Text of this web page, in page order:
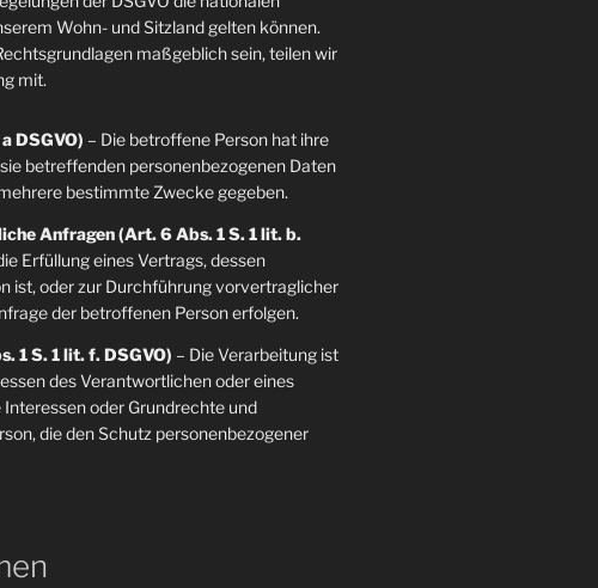
Wohn- und Sitzland gelten können.
maßgeblich sein, teilen wir
mit.
DSGVO) – Die betroffene Person hat ihre
betreffenden personenbezogenen Daten
bestimmte Zwecke gegeben.
Anfragen (Art. 6 Abs. 1 S. 1 lit. b.
Erfüllung eines Vertrags, dessen
ist, oder zur Durchführung vorvertraglicher
der betroffenen Person erfolgen.
1 S. 1 lit. f. DSGVO) – Die Verarbeitung ist
des Verantwortlichen oder eines
oder Grundrechte und
die den Schutz personenbezogener